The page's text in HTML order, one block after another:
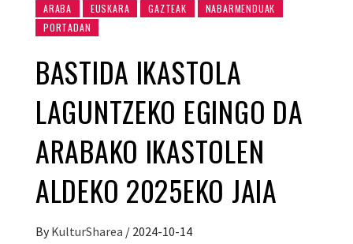
ARABA EUSKARA GAZTEAK
NABARMENDUAK
PORTADAN
BASTIDA IKASTOLA
LAGUNTZEKO EGINGO DA
ARABAKO IKASTOLEN
ALDEKO 2025EKO JAIA
By KulturSharea / 2024-10-14